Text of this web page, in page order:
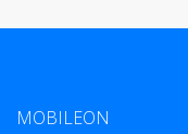
MOBILEON